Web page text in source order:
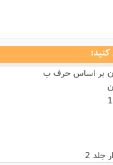
بر اساس حرف ب
2